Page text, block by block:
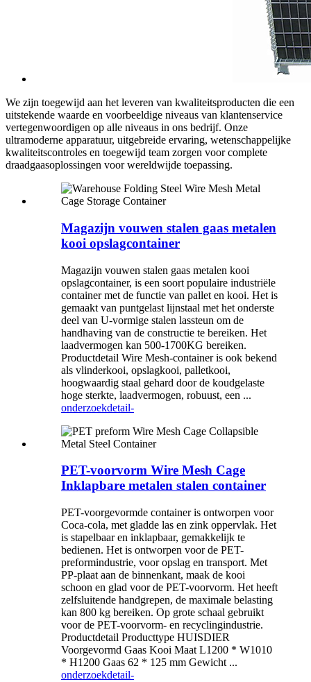
We zijn toegewijd aan het leveren van kwaliteitsproducten die een
uitstekende waarde en voorbeeldige niveaus van klantenservice
vertegenwoordigen op alle niveaus in ons bedrijf. Onze
ultramoderne apparatuur, uitgebreide ervaring, wetenschappelijke
kwaliteitscontroles en toegewijd team zorgen voor complete
draadgaasoplossingen voor wereldwijde toepassing.
Magazijn vouwen stalen gaas metalen
kooi opslagcontainer
Magazijn vouwen stalen gaas metalen kooi
opslagcontainer, is een soort populaire industriële
container met de functie van pallet en kooi. Het is
gemaakt van puntgelast lijnstaal met het onderste
deel van U-vormige stalen lassteun om de
handhaving van de constructie te bereiken. Het
laadvermogen kan 500-1700KG bereiken.
Productdetail Wire Mesh-container is ook bekend
als vlinderkooi, opslagkooi, palletkooi,
hoogwaardig staal gehard door de koudgelaste
hoge sterkte, laadvermogen, robuust, een ...
onderzoekdetail-
PET-voorvorm Wire Mesh Cage
Inklapbare metalen stalen container
PET-voorgevormde container is ontworpen voor
Coca-cola, met gladde las en zink oppervlak. Het
is stapelbaar en inklapbaar, gemakkelijk te
bedienen. Het is ontworpen voor de PET-
preformindustrie, voor opslag en transport. Met
PP-plaat aan de binnenkant, maak de kooi
schoon en glad voor de PET-voorvorm. Het heeft
zelfsluitende handgrepen, de maximale belasting
kan 800 kg bereiken. Op grote schaal gebruikt
voor de PET-voorvorm- en recyclingindustrie.
Productdetail Producttype HUISDIER
Voorgevormd Gaas Kooi Maat L1200 * W1010
* H1200 Gaas 62 * 125 mm Gewicht ...
onderzoekdetail-